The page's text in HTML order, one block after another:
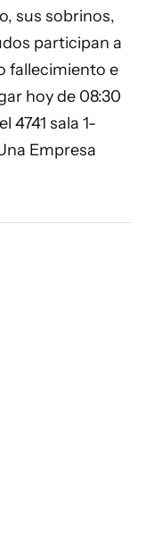
sus sobrinos,
participan a
fallecimiento e
hoy de 08:30
4741 sala 1-
Empresa